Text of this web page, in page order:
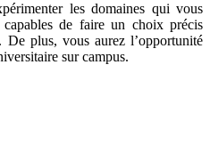
les domaines qui vous
de faire un choix précis
De plus, vous aurez l’opportunité
sur campus.